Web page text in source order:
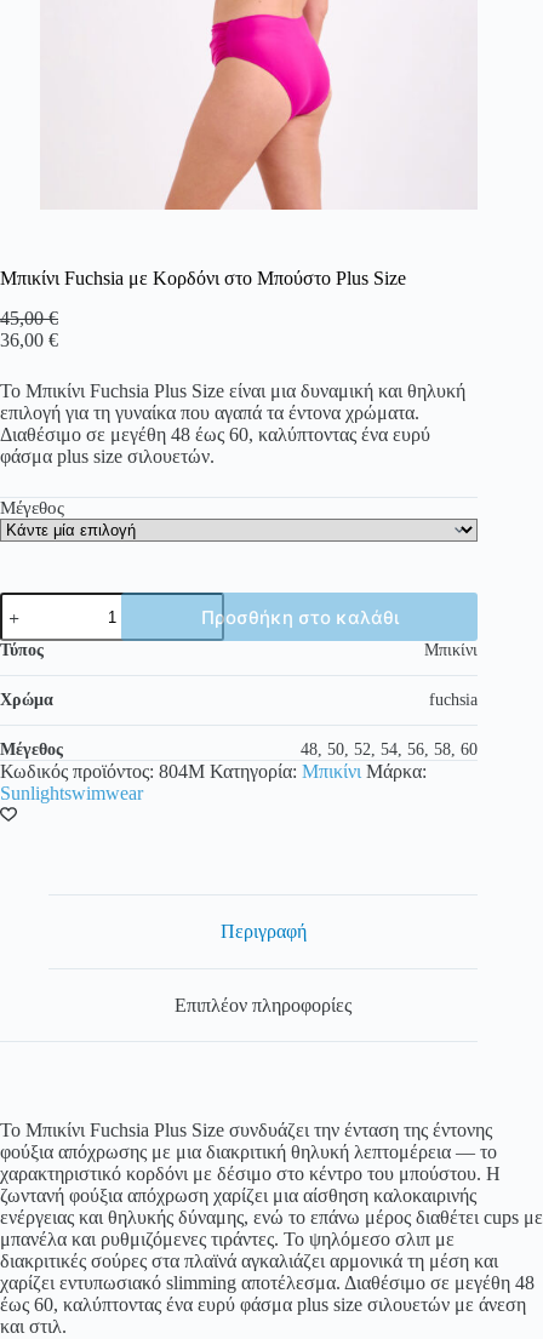
Μπικίνι Fuchsia με Κορδόνι στο Μπούστο Plus Size
45,00€
36,00 €
Το Μπικίνι Fuchsia Plus Size είναι μια δυναμική και θηλυκή
επιλογή για τη γυναίκα που αγαπά τα έντονα χρώματα.
Διαθέσιμο σε μεγέθη 48 έως 60, καλύπτοντας ένα ευρύ
φάσμα plus size σιλουετών.
Μέγεθος
Μπικίνι
Fuchsia
με
Κορδόνι
Μπούστο
Plus
Size
ποσότητα
Προσθήκη στο καλάθι
Τύπος Μπικίνι
Χρώμα fuchsia
Μέγεθος 48, 50, 52, 54, 56, 58, 60
Κωδικός προϊόντος: 804M Κατηγορία: Μπικίνι Μάρκα:
Sunlightswimwear
Περιγραφή
Επιπλέον πληροφορίες
Το Μπικίνι Fuchsia Plus Size συνδυάζει την ένταση της έντονης
φούξια απόχρωσης με μια διακριτική θηλυκή λεπτομέρεια — το
χαρακτηριστικό κορδόνι με δέσιμο στο κέντρο του μπούστου. Η
ζωντανή φούξια απόχρωση χαρίζει μια αίσθηση καλοκαιρινής
ενέργειας και θηλυκής δύναμης, ενώ το επάνω μέρος διαθέτει cups με
μπανέλα και ρυθμιζόμενες τιράντες. Το ψηλόμεσο σλιπ με
διακριτικές σούρες στα πλαϊνά αγκαλιάζει αρμονικά τη μέση και
χαρίζει εντυπωσιακό slimming αποτέλεσμα. Διαθέσιμο σε μεγέθη 48
έως 60, καλύπτοντας ένα ευρύ φάσμα plus size σιλουετών με άνεση
και στιλ.